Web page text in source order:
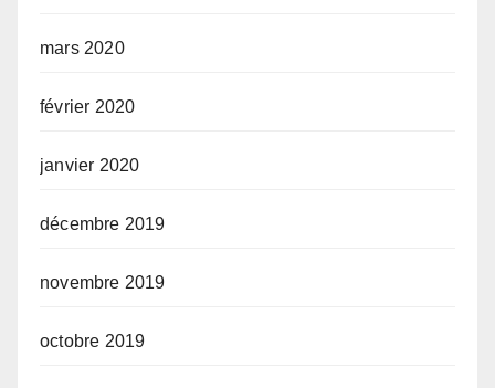
mars 2020
février 2020
janvier 2020
décembre 2019
novembre 2019
octobre 2019